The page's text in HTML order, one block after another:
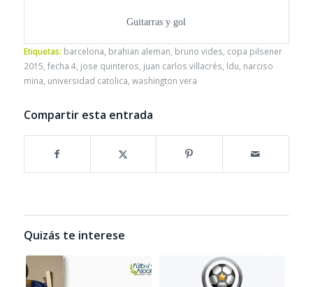
Guitarras y gol
Etiquetas: barcelona, brahian aleman, bruno vides, copa pilsener
2015, fecha 4, jose quinteros, juan carlos villacrés, ldu, narciso
mina, universidad catolica, washington vera
Compartir esta entrada
Quizás te interese